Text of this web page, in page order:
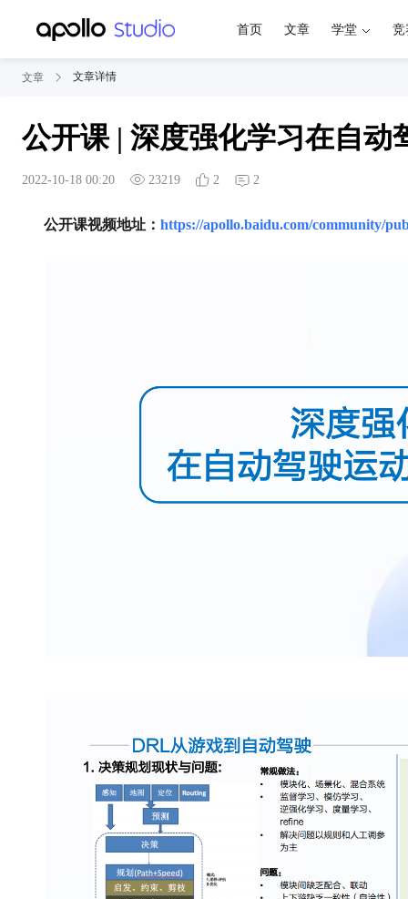
首页 文章 学堂 竞
文章 文章详情
公开课 | 深度强化学习在自动
2022-10-18 00:20 23219 2 2
公开课视频地址： https://apollo.baidu.com/community/